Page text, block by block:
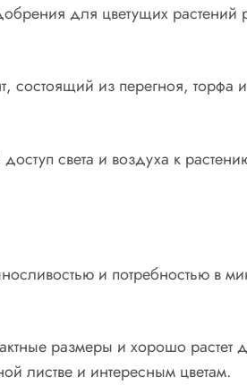
для цветущих растений
состоящий из перегноя, торфа
света и воздуха к
и потребностью в
размеры и хорошо растет
листве и интересным цветам.